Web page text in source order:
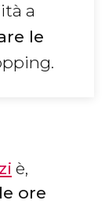
a
le
è,
ore